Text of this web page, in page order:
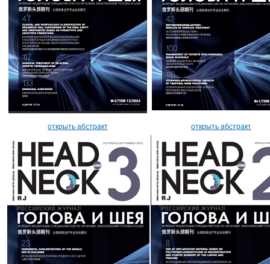
открыть абстракт открыть абстракт